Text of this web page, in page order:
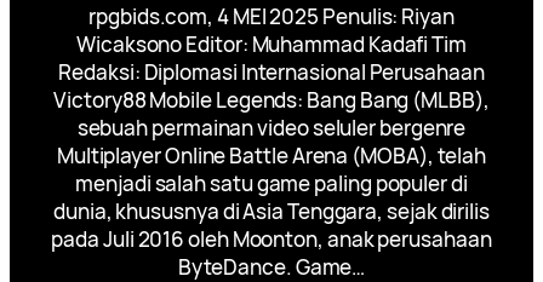
rpgbids.com, 4 MEI 2025 Penulis: Riyan
Wicaksono Editor: Muhammad Kadafi Tim
Redaksi: Diplomasi Internasional Perusahaan
Victory88 Mobile Legends: Bang Bang (MLBB),
sebuah permainan video seluler bergenre
Multiplayer Online Battle Arena (MOBA), telah
menjadi salah satu game paling populer di
dunia, khususnya di Asia Tenggara, sejak dirilis
pada Juli 2016 oleh Moonton, anak perusahaan
ByteDance. Game…